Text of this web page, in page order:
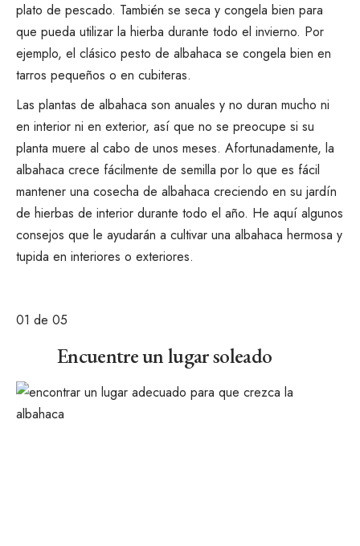
plato de pescado. También se seca y congela bien para
que pueda utilizar la hierba durante todo el invierno. Por
ejemplo, el clásico pesto de albahaca se congela bien en
tarros pequeños o en cubiteras.
Las plantas de albahaca son anuales y no duran mucho ni
en interior ni en exterior, así que no se preocupe si su
planta muere al cabo de unos meses. Afortunadamente, la
albahaca crece fácilmente de semilla por lo que es fácil
mantener una cosecha de albahaca creciendo en su jardín
de hierbas de interior durante todo el año. He aquí algunos
consejos que le ayudarán a cultivar una albahaca hermosa y
tupida en interiores o exteriores.
01 de 05
Encuentre un lugar soleado